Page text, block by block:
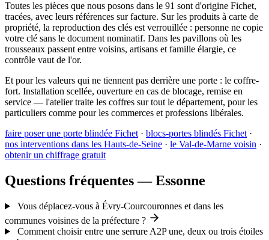
Toutes les pièces que nous posons dans le 91 sont d'origine Fichet,
tracées, avec leurs références sur facture. Sur les produits à carte de
propriété, la reproduction des clés est verrouillée : personne ne copie
votre clé sans le document nominatif. Dans les pavillons où les
trousseaux passent entre voisins, artisans et famille élargie, ce
contrôle vaut de l'or.
Et pour les valeurs qui ne tiennent pas derrière une porte : le coffre-
fort. Installation scellée, ouverture en cas de blocage, remise en
service — l'atelier traite les coffres sur tout le département, pour les
particuliers comme pour les commerces et professions libérales.
faire poser une porte blindée Fichet · blocs-portes blindés Fichet ·
nos interventions dans les Hauts-de-Seine · le Val-de-Marne voisin ·
obtenir un chiffrage gratuit
Questions fréquentes — Essonne
Vous déplacez-vous à Évry-Courcouronnes et dans les
communes voisines de la préfecture ?
Comment choisir entre une serrure A2P une, deux ou trois étoiles